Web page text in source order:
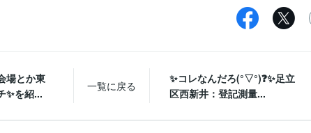
場とか東
✨を紹...
一覧に戻る
✨コレなんだろ(°▽°)❓✨足立
区西新井：登記測量...